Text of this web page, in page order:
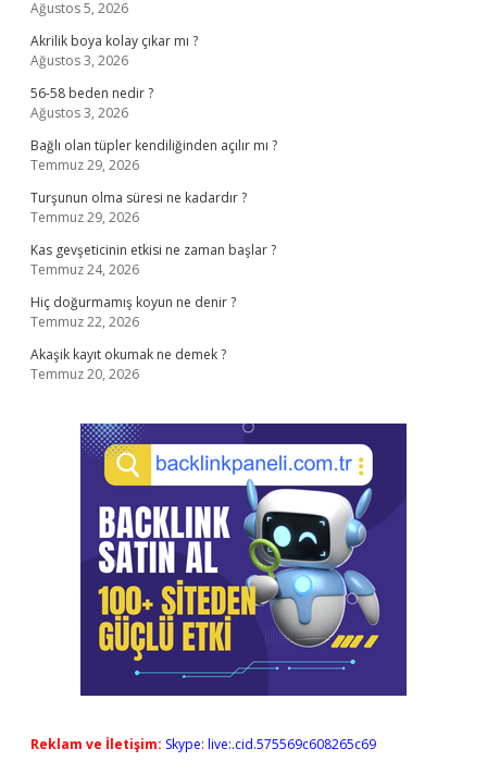
Ağustos 5, 2026
Akrilik boya kolay çıkar mı ?
Ağustos 3, 2026
56-58 beden nedir ?
Ağustos 3, 2026
Bağlı olan tüpler kendiliğinden açılır mı ?
Temmuz 29, 2026
Turşunun olma süresi ne kadardır ?
Temmuz 29, 2026
Kas gevşeticinin etkisi ne zaman başlar ?
Temmuz 24, 2026
Hiç doğurmamış koyun ne denir ?
Temmuz 22, 2026
Akaşik kayıt okumak ne demek ?
Temmuz 20, 2026
Reklam ve İletişim: Skype: live:.cid.575569c608265c69